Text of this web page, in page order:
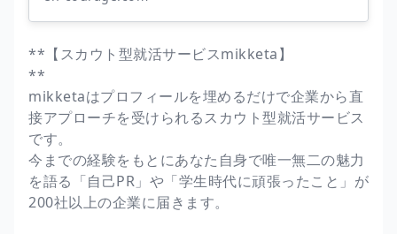
**【スカウト型就活サービスmikketa】
**
mikketaはプロフィールを埋めるだけで企業から直
接アプローチを受けられるスカウト型就活サービス
です。
今までの経験をもとにあなた自身で唯一無二の魅力
を語る「自己PR」や「学生時代に頑張ったこと」が
200社以上の企業に届きます。